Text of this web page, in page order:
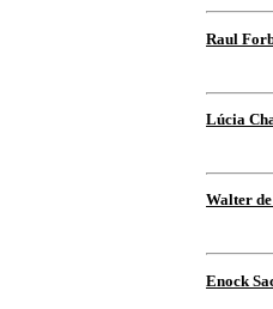
Raul
Lúcia
Walter
Enock